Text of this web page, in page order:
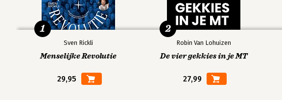
Sven Rickli
Menselijke Revolutie
29,95
1
Robin Van Lohuizen
De vier gekkies in je MT
27,99
2